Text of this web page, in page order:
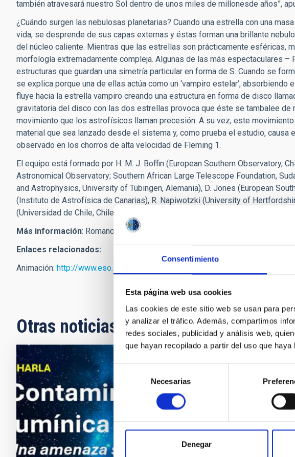
Consentimiento
Esta página web usa cookies
Las cookies de este sitio web se usan para
y analizar el tráfico. Además, compartimos
redes sociales, publicidad y análisis web,
que hayan recopilado a partir del uso que
de
consentimiento
Necesarias
Denegar
también atravesará nuestro Sol dentro de unos miles de millonesde años”,
¿Cuándo surgen las nebulosas planetarias? Cuando una estrella con una
vida, se desprende de sus capas externas y éstas forman una brillante
del núcleo caliente. Mientras que las estrellas son prácticamente esféricas,
morfología extremadamente compleja. Algunas de las más espectaculares –
estructuras que guardan una simetría particular en forma de S. Cuando se
se explica porque una de ellas actúa como un ‘vampiro estelar’, absorbiendo
fluye hacia la estrella vampiro creando una estructura en forma de disco
gravitatoria del disco con las dos estrellas provoca que éste se tambalee de
movimiento que los astrofísicos llaman precesión. A su vez, este
material que sea lanzado desde el sistema y, como prueba el estudio, causa
observado en los chorros de alta velocidad de Fleming 1.
El equipo está formado por H. M. J. Boffin (European Southern Observatory,
Astronomical Observatory; Southern African Large Telescope Foundation,
and Astrophysics, University of Tübingen, Alemania), D. Jones (European
(Instituto de Astrofísica de Canarias), R. Napiwotzki (University of
(Universidad de Chile, Chile), and J. Köppen (Observatoire de Strasbourg,
Más información: Romano Corradi, investigador del IAC.
Enlaces relacionados:
Animación: http://www.eso.org/public/videos/eso1244c/
Otras noticias relacionadas
El IAC y SEO/
contaminación
Especialistas abordarán
la biodiversidad El
Lumínica: Una Amenaza